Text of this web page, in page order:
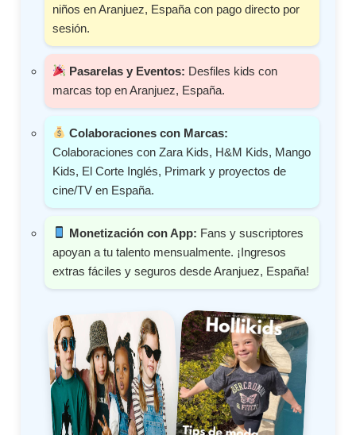
niños en Aranjuez, España con pago directo por
sesión.
Pasarelas y Eventos: Desfiles kids con
marcas top en Aranjuez, España.
Colaboraciones con Marcas:
Colaboraciones con Zara Kids, H&M Kids, Mango
Kids, El Corte Inglés, Primark y proyectos de
cine/TV en España.
Monetización con App: Fans y suscriptores
apoyan a tu talento mensualmente. ¡Ingresos
extras fáciles y seguros desde Aranjuez, España!